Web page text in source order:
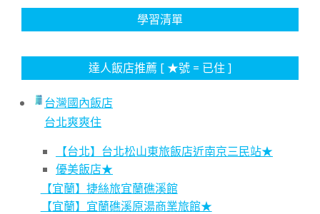
學習清單
達人飯店推薦 [ ★號 = 已住 ]
台灣國內飯店
台北爽爽住
【台北】台北松山東旅飯店近南京三民站★
優美飯店★
【宜蘭】捷絲旅宜蘭礁溪館
【宜蘭】宜蘭礁溪原湯商業旅館★